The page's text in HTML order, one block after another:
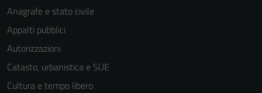
Anagrafe e stato civile
Appalti pubblici
Autorizzazioni
Catasto, urbanistica e SUE
Cultura e tempo libero